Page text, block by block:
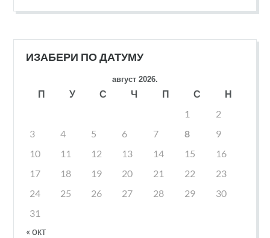
ИЗАБЕРИ ПО ДАТУМУ
август 2026.
П У С Ч П С
Н
1
2
3
4 5 6 7 8
9
10
11 12 13 14 15
16
17
18 19 20 21 22
23
24
25 26 27 28 29
30
31
« окт